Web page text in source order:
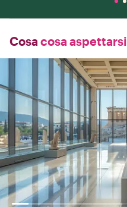
Cosa cosa aspettarsi